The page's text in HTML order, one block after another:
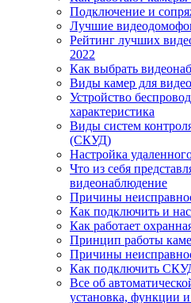
Подключение и
Лучшие
Рейтинг лучших
2022
Как выбрать
Виды камер для
Устройство
характеристика
Виды систем
(СКУД)
Настройка
Что из себя
видеонаблюдение
Причины
Как подключить и
Как работает
Принцип работы
Причины
Как подключить
Все об
установка, функции